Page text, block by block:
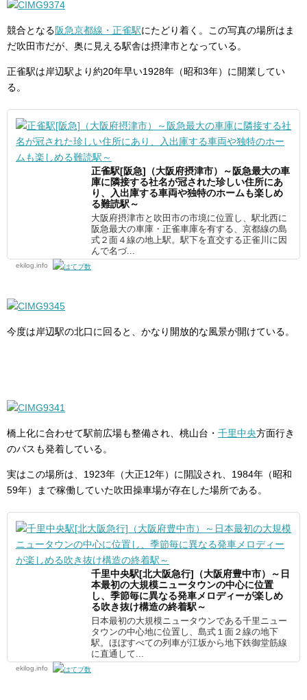
競合となる阪急京都線・正雀駅にたどり着く。この写真の場所はま
だ吹田市だが、奥に見える駅舎は摂津市となっている。
正雀駅は岸辺駅より約20年早い1928年（昭和3年）に開業してい
る。
正雀駅[阪急]（大阪府摂津市）～阪急最大の車
庫に隣接する社名が冠された珍しい住所にあ
り、入出庫する車両や独特のホームも楽しめ
る難読駅～
大阪府摂津市と吹田市の市境に位置し、駅北西に
阪急最大の車庫・正雀車庫を有する、京都線の島
式２面４線の地上駅。駅下を直交する正雀川に因
んで名づ...
ekilog.info
今度は岸辺駅の北口に回ると、かなり開放的な風景が開けている。
橋上化に合わせて駅前広場も整備され、桃山台・ 千里中央方面行き
のバスも発着している。
実はこの場所は、1923年（大正12年）に開設され、1984年（昭和
59年）まで稼働していた吹田操車場が存在した場所である。
千里中央駅[北大阪急行]（大阪府豊中市）～日
本最初の大規模ニュータウンの中心に位置
し、季節毎に異なる発車メロディーが楽しめ
る吹き抜け構造の終着駅～
日本最初の大規模ニュータウンである千里ニュー
タウンの中心地に位置し、島式１面２線の地下
駅。ほぼすべての列車が江坂から地下鉄御堂筋線
に直通して...
ekilog.info